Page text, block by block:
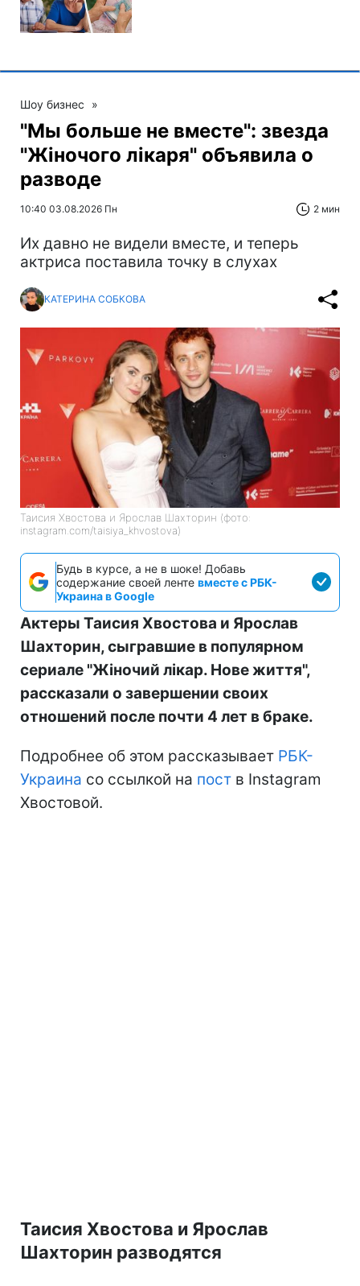
Шоу бизнес »
"Мы больше не вместе": звезда
"Жіночого лікаря" объявила о
разводе
10:40 03.08.2026 Пн 2 мин
Их давно не видели вместе, и теперь
актриса поставила точку в слухах
КАТЕРИНА СОБКОВА
Таисия Хвостова и Ярослав Шахторин (фото:
instagram.com/taisiya_khvostova)
Будь в курсе, а не в шоке! Добавь
содержание своей ленте вместе с РБК-
Украина в Google
Актеры Таисия Хвостова и Ярослав
Шахторин, сыгравшие в популярном
сериале "Жіночий лікар. Нове життя",
рассказали о завершении своих
отношений после почти 4 лет в браке.
Подробнее об этом рассказывает РБК-
Украина со ссылкой на пост в Instagram
Хвостовой.
Таисия Хвостова и Ярослав
Шахторин разводятся